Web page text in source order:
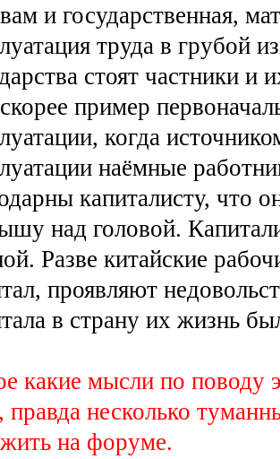
и государственная,
труда в грубой
стоят частники и
пример
когда
наёмные
капиталисту, что
над головой.
Разве китайские
проявляют
в страну их жизнь
какие мысли по поводу
правда несколько
на форуме.